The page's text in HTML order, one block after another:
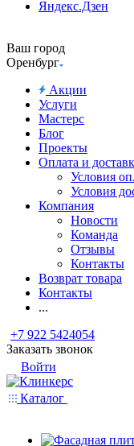
Яндекс.Дзен
Ваш город
Оренбург
Акции
Услуги
Мастерс
Блог
Проекты
Оплата и
Условия
Условия
Компания
Новости
Команда
Отзывы
Контакты
Возврат товара
Контакты
...
+7 922 5424054
Заказать звонок
Войти
Каталог